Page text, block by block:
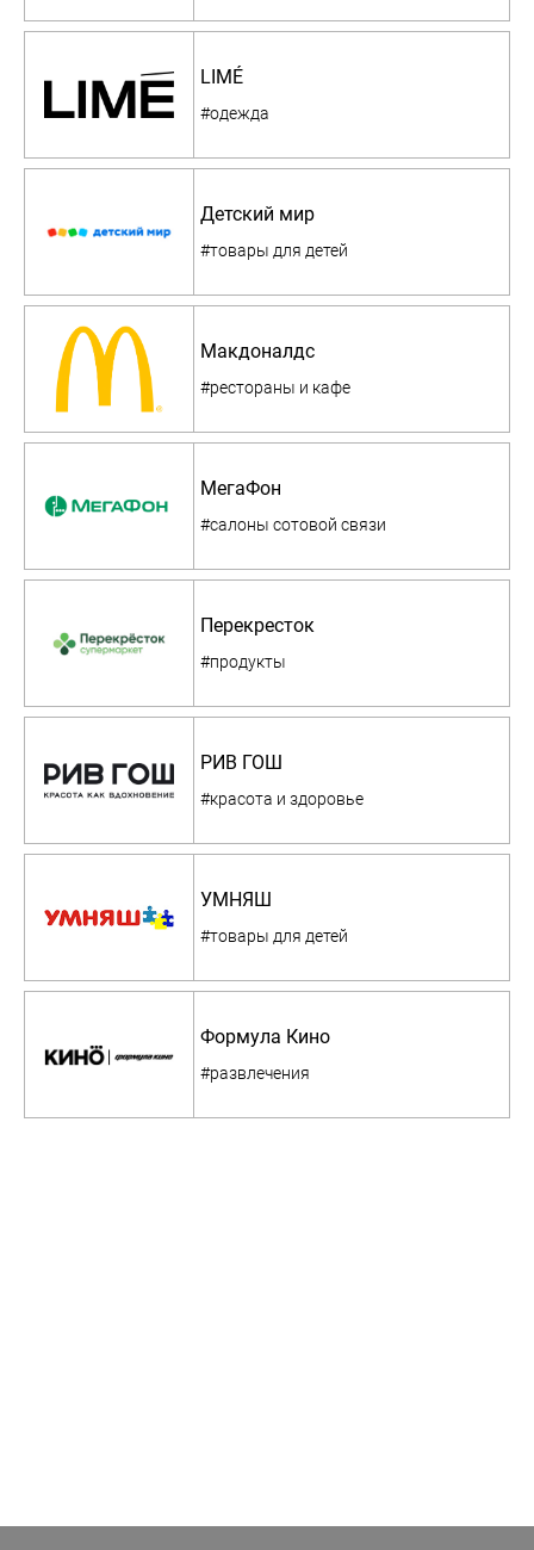
LIMÉ
#одежда
Детский мир
#товары для детей
Макдоналдс
#рестораны и кафе
МегаФон
#салоны сотовой связи
Перекресток
#продукты
РИВ ГОШ
#красота и здоровье
УМНЯШ
#товары для детей
Формула Кино
#развлечения